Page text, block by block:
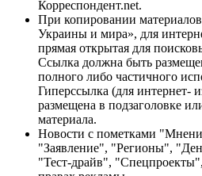
Корреспондент.net.
При копировании
Украины и мира», для
прямая открытая для
Ссылка должна быть
полного либо частичного
Гиперссылка (для интернет-
размещена в подзаголовке
материала.
Новости с пометками
"Заявление", "Регионы",
"Тест-драйв",